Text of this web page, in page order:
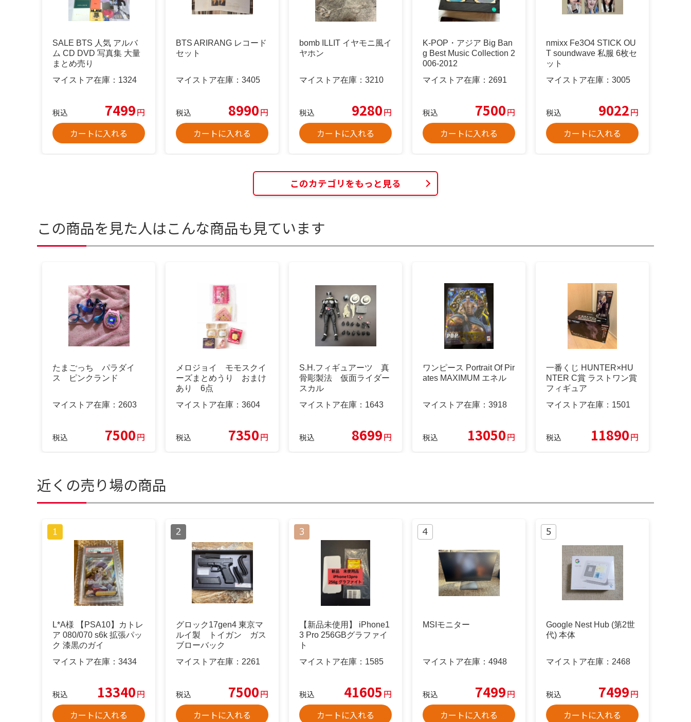
SALE BTS 人気 アルバ
ム CD DVD 写真集 大量
まとめ売り
マイストア在庫： 1324
税込 7499円
カートに入れる
BTS ARIRANG レコード
セット
マイストア在庫： 3405
税込 8990円
カートに入れる
bomb ILLIT イヤモニ風イ
ヤホン
マイストア在庫： 3210
税込 9280円
カートに入れる
K-POP・アジア Big Ban
g Best Music Collection 2
006-2012
マイストア在庫： 2691
税込 7500円
カートに入れる
nmixx Fe3O4 STICK OU
T soundwave 私服 6枚セ
ット
マイストア在庫： 3005
税込 9022円
カートに入れる
このカテゴリをもっと見る
この商品を見た人はこんな商品も見ています
たまごっち パラダイ
ス ピンクランド
マイストア在庫： 2603
税込 7500円
メロジョイ モモスクイ
ーズまとめうり おまけ
あり 6点
マイストア在庫： 3604
税込 7350円
S.H.フィギュアーツ 真
骨彫製法 仮面ライダー
スカル
マイストア在庫： 1643
税込 8699円
ワンピース Portrait Of Pir
ates MAXIMUM エネル
マイストア在庫： 3918
税込 13050円
一番くじ HUNTER×HU
NTER C賞 ラストワン賞
フィギュア
マイストア在庫： 1501
税込 11890円
近くの売り場の商品
L*A様 【PSA10】カトレ
ア 080/070 s6k 拡張パッ
ク 漆黒のガイ
マイストア在庫： 3434
税込 13340円
カートに入れる
グロック17gen4 東京マ
ルイ製 トイガン ガス
ブローバック
マイストア在庫： 2261
税込 7500円
カートに入れる
【新品未使用】 iPhone1
3 Pro 256GBグラファイ
ト
マイストア在庫： 1585
税込 41605 円
カートに入れる
MSIモニター
マイストア在庫： 4948
税込 7499円
カートに入れる
Google Nest Hub (第2世
代) 本体
マイストア在庫： 2468
税込 7499円
カートに入れる